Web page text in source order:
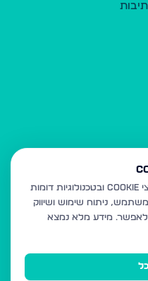
אתר רשות היחיד עושה שימוש בקבצי Cookie ובטכנולוגיות דומות
ניתוח שימוש ושיווק
לאפשר. מידע מלא נמצא